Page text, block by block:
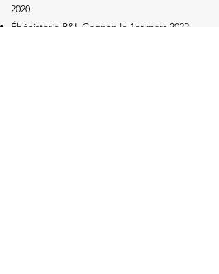
2020
Ébénisterie R&L Gagnon le 1er mars 2022